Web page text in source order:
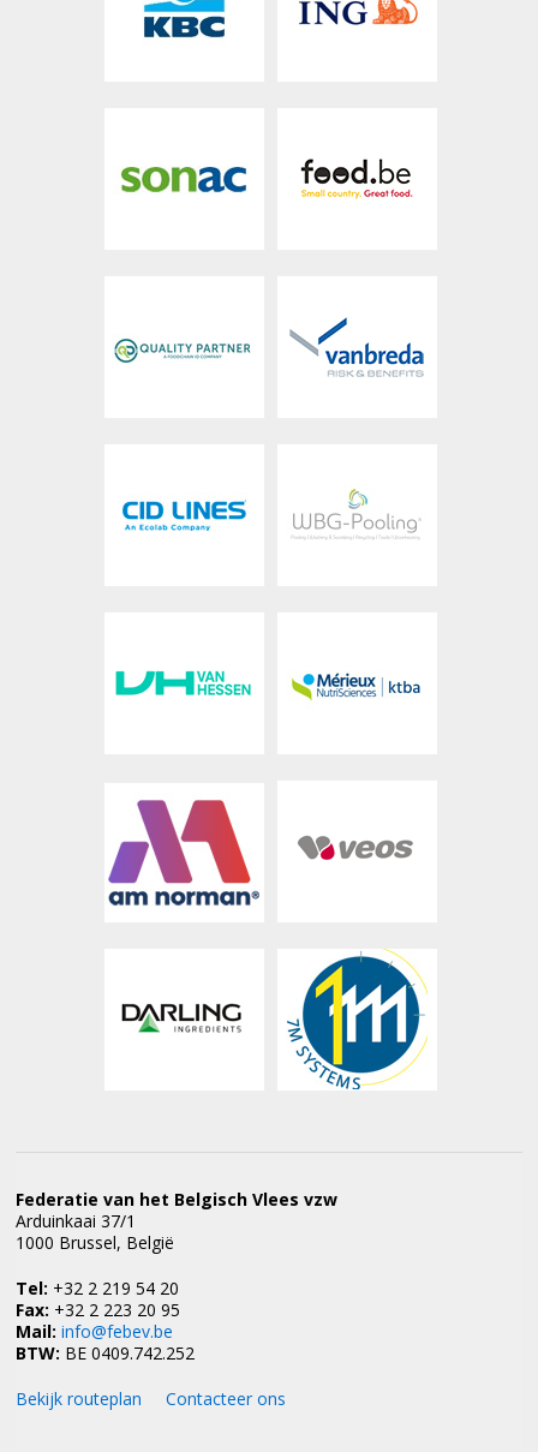
Federatie van het Belgisch Vlees vzw
Arduinkaai 37/1
1000 Brussel, België
Tel: +32 2 219 54 20
Fax: +32 2 223 20 95
Mail: info@febev.be
BTW: BE 0409.742.252
Bekijk routeplan
Contacteer ons